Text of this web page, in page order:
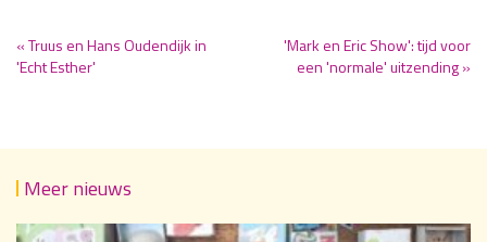
« Truus en Hans Oudendijk in
'Echt Esther'
'Mark en Eric Show': tijd voor
een 'normale' uitzending »
Meer nieuws